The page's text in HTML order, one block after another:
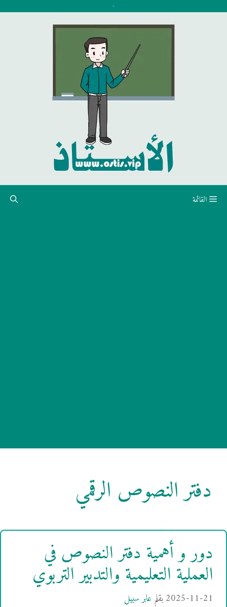
القائمة
دفتر النصوص الرقمي
دور و أهمية دفتر النصوص في
العملية التعليمية والتدبير التربوي
2025-11-21بقلم عابر سبيل